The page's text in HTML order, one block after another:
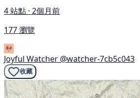
4 站點 · 2個月前
177 瀏覽
Joyful Watcher @watcher-7cb5c043
收藏